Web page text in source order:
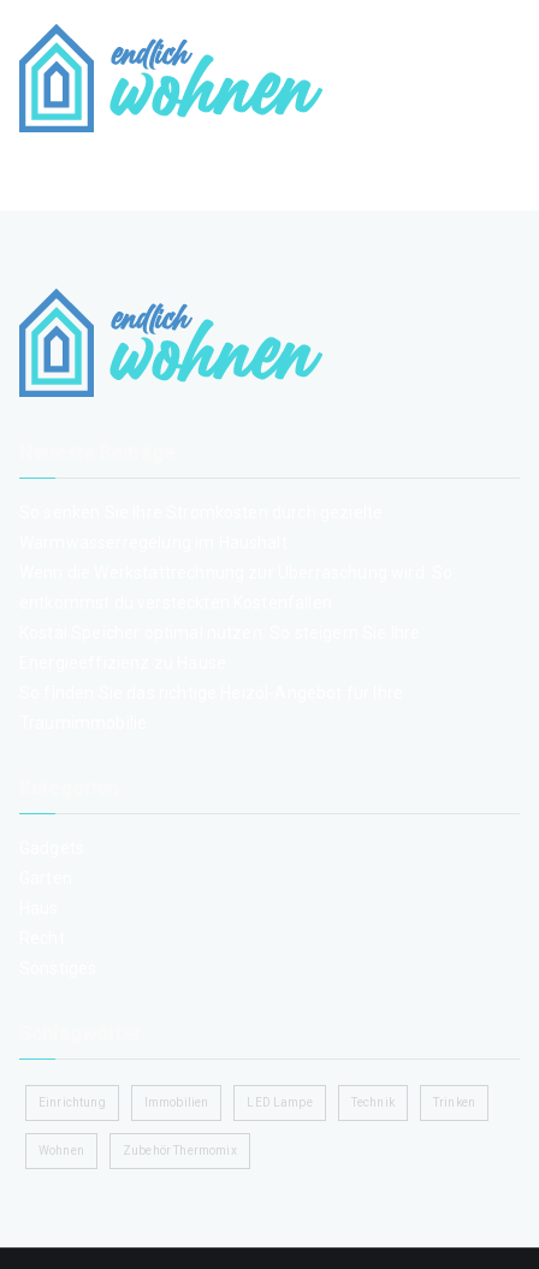
Einrichtung Immobilien LED Lampe Technik Trinken
Wohnen Zubehör Thermomix